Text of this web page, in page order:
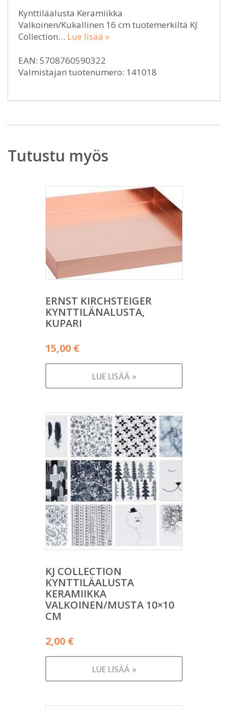
Kynttiläalusta Keramiikka
Valkoinen/Kukallinen 16 cm tuotemerkiltä KJ
Collection… Lue lisää »
EAN: 5708760590322
Valmistajan tuotenumero: 141018
Tutustu myös
ERNST KIRCHSTEIGER
KYNTTILÄNALUSTA,
KUPARI
15,00 €
LUE LISÄÄ »
KJ COLLECTION
KYNTTILÄALUSTA
KERAMIIKKA
VALKOINEN/MUSTA 10×10
CM
2,00 €
LUE LISÄÄ »